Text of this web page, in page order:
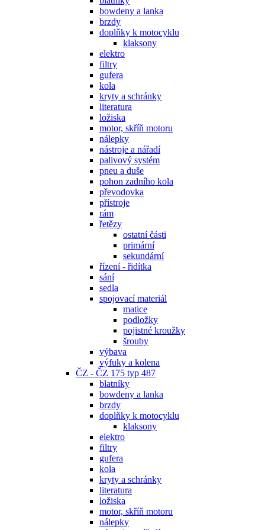
bowdeny a lanka
brzdy
doplňky k motocyklu
klaksony
elektro
filtry
gufera
kola
kryty a schránky
literatura
ložiska
motor, skříň motoru
nálepky
nástroje a nářadí
palivový systém
pneu a duše
pohon zadního kola
převodovka
přístroje
rám
řetězy
ostatní části
primární
sekundární
řízení - řidítka
sání
sedla
spojovací materiál
matice
podložky
pojistné kroužky
šrouby
výbava
výfuky a kolena
ČZ - ČZ 175 typ 487
blatníky
bowdeny a lanka
brzdy
doplňky k motocyklu
klaksony
elektro
filtry
gufera
kola
kryty a schránky
literatura
ložiska
motor, skříň motoru
nálepky